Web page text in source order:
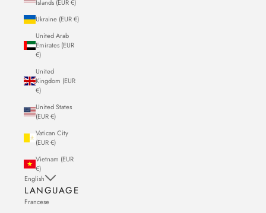
Islands (EUR €)
Ukraine (EUR €)
United Arab
Emirates (EUR
€)
United
Kingdom (EUR
€)
United States
(EUR €)
Vatican City
(EUR €)
Vietnam (EUR
€)
English
LANGUAGE
Francese